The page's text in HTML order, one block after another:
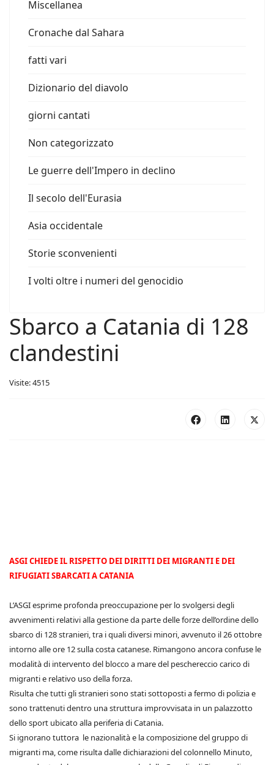
Miscellanea
Cronache dal Sahara
fatti vari
Dizionario del diavolo
giorni cantati
Non categorizzato
Le guerre dell'Impero in declino
Il secolo dell'Eurasia
Asia occidentale
Storie sconvenienti
I volti oltre i numeri del genocidio
Sbarco a Catania di 128
clandestini
Visite: 4515
ASGI CHIEDE IL RISPETTO DEI DIRITTI DEI MIGRANTI E DEI
RIFUGIATI SBARCATI A CATANIA
L’ASGI esprime profonda preoccupazione per lo svolgersi degli
avvenimenti relativi alla gestione da parte delle forze dell’ordine dello
sbarco di 128 stranieri, tra i quali diversi minori, avvenuto il 26 ottobre
intorno alle ore 12 sulla costa catanese. Rimangono ancora confuse le
modalità di intervento del blocco a mare del peschereccio carico di
migranti e relativo uso della forza.
Risulta che tutti gli stranieri sono stati sottoposti a fermo di polizia e
sono trattenuti dentro una struttura improvvisata in un palazzotto
dello sport ubicato alla periferia di Catania.
Si ignorano tuttora le nazionalità e la composizione del gruppo di
migranti ma, come risulta dalle dichiarazioni del colonnello Minuto,